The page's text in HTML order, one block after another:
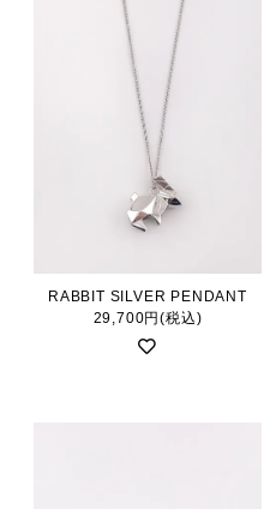
RABBIT SILVER PENDANT
29,700円(税込)